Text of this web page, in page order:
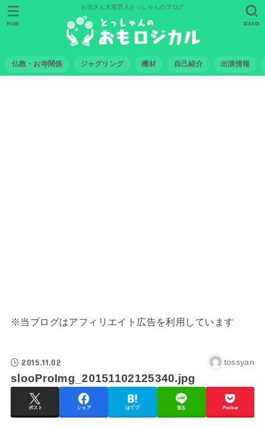
お坊さん大道芸人とっしゃんのブログ
仏教・お寺関係 ジャグリング 機材 自己紹介 出演情報
SEARCH
MENU
※当ブログはアフィリエイト広告を利用しています
2015.11.02 tossyan
slooProImg_20151102125340.jpg
ポスト シェア はてブ 送る Pocket